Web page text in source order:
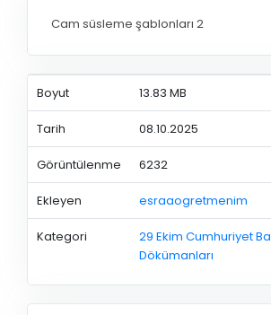
Cam süsleme şablonları 2
Boyut 13.83 MB
Tarih 08.10.2025
Görüntülenme 6232
Ekleyen esraaogretmenim
Kategori
29 Ekim Cumhuriyet
Dökümanları